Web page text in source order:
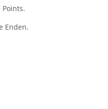
Points.
Enden.